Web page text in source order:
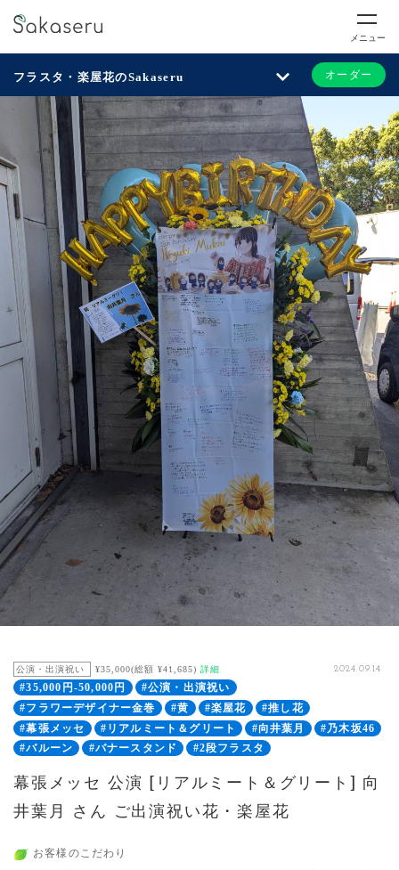
メニュー
フラスタ・楽屋花のSakaseru オーダー
公演・出演祝い ¥35,000(総額 ¥41,685) 詳細 2024.09.14
#35,000円-50,000円
#公演・出演祝い
#フラワーデザイナー金巻
#黄 #楽屋花
#推し花
#幕張メッセ
#リアルミート＆グリート #向井葉月
#乃木坂46
#バルーン
#バナースタンド #2段フラスタ
幕張メッセ 公演 [リアルミート＆グリート] 向
井葉月 さん ご出演祝い花・楽屋花
お客様のこだわり